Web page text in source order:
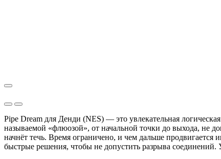
Pipe Dream для Денди (NES) — это увлекательная
называемой «флюозой», от начальной точки до выхода, не
начнёт течь. Время ограничено, и чем дальше
быстрые решения, чтобы не допустить разрыва